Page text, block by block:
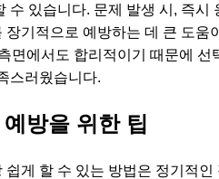
수 있습니다. 문제 발생 시, 즉시
기적으로 예방하는 데 큰 도움
면에서도 합리적이기 때문에 선
스러웠습니다.
방을 위한 팁
게 할 수 있는 방법은 정기적인